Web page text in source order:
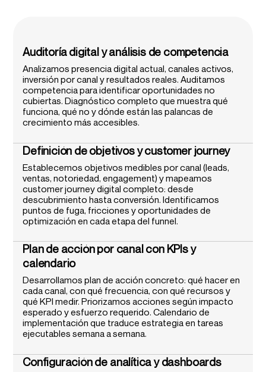
Auditoría digital y análisis de competencia
Analizamos presencia digital actual, canales activos,
inversión por canal y resultados reales. Auditamos
competencia para identificar oportunidades no
cubiertas. Diagnóstico completo que muestra qué
funciona, qué no y dónde están las palancas de
crecimiento más accesibles.
Definición de objetivos y customer journey
Establecemos objetivos medibles por canal (leads,
ventas, notoriedad, engagement) y mapeamos
customer journey digital completo: desde
descubrimiento hasta conversión. Identificamos
puntos de fuga, fricciones y oportunidades de
optimización en cada etapa del funnel.
Plan de acción por canal con KPIs y
calendario
Desarrollamos plan de acción concreto: qué hacer en
cada canal, con qué frecuencia, con qué recursos y
qué KPI medir. Priorizamos acciones según impacto
esperado y esfuerzo requerido. Calendario de
implementación que traduce estrategia en tareas
ejecutables semana a semana.
Configuración de analítica y dashboards